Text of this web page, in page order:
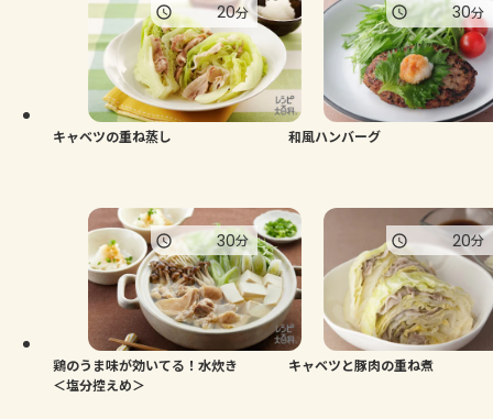
キャベツの重ね蒸し
20分
和風ハンバーグ
30分
鶏のうま味が効いてる！水炊き
＜塩分控えめ＞
30分
キャベツと豚肉の重ね煮
20分